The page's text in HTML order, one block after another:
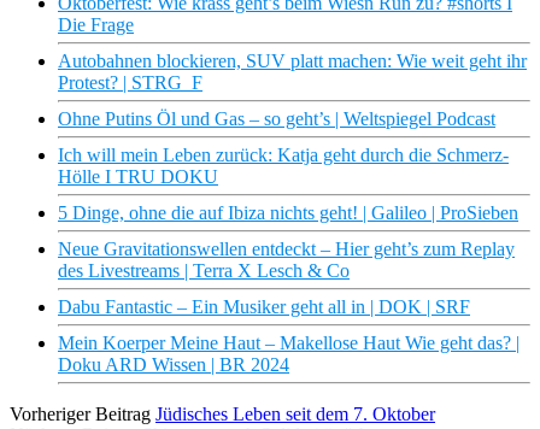
Die Frage
Autobahnen blockieren, SUV platt machen: Wie weit geht ihr
Protest? | STRG_F
Ohne Putins Öl und Gas – so geht’s | Weltspiegel Podcast
Ich will mein Leben zurück: Katja geht durch die Schmerz-
Hölle I TRU DOKU
5 Dinge, ohne die auf Ibiza nichts geht! | Galileo | ProSieben
Neue Gravitationswellen entdeckt – Hier geht’s zum Replay
des Livestreams | Terra X Lesch & Co
Dabu Fantastic – Ein Musiker geht all in | DOK | SRF
Mein Koerper Meine Haut – Makellose Haut Wie geht das? |
Doku ARD Wissen | BR 2024
Vorheriger Beitrag Jüdisches Leben seit dem 7. Oktober